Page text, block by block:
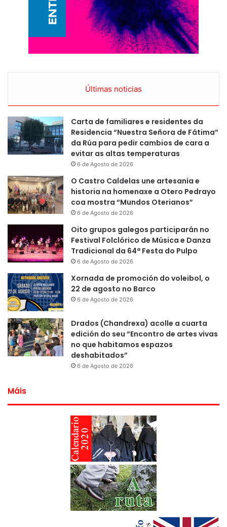
Últimas noticias
Carta de familiares e residentes da
Residencia “Nuestra Señora de Fátima”
da Rúa para pedir cambios de cara a
evitar as altas temperaturas
6 de Agosto de 2026
O Castro Caldelas une artesanía e
historia na homenaxe a Otero Pedrayo
coa mostra “Mundos Oterianos”
6 de Agosto de 2026
Oito grupos galegos participarán no
Festival Folclórico de Música e Danza
Tradicional da 64ª Festa do Pulpo
6 de Agosto de 2026
Xornada de promoción do voleibol, o
22 de agosto no Barco
6 de Agosto de 2026
Drados (Chandrexa) acolle a cuarta
edición do seu “Encontro de artes vivas
no que habitamos espazos
deshabitados”
6 de Agosto de 2026
Máis